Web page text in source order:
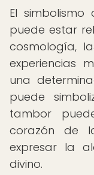
El simbolismo
puede estar
cosmología,
experiencias
una
puede
tambor
corazón de
expresar la
divino.